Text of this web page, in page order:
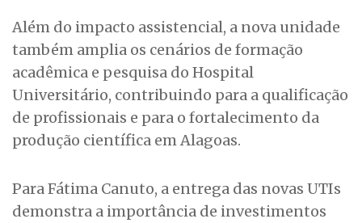
Além do impacto assistencial, a nova unidade
também amplia os cenários de formação
acadêmica e pesquisa do Hospital
Universitário, contribuindo para a qualificação
de profissionais e para o fortalecimento da
produção científica em Alagoas.
Para Fátima Canuto, a entrega das novas UTIs
demonstra a importância de investimentos